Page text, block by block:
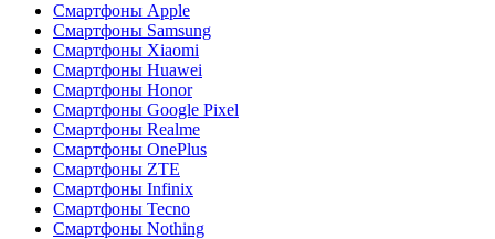
Смартфоны Apple
Смартфоны Samsung
Смартфоны Xiaomi
Смартфоны Huawei
Смартфоны Honor
Смартфоны Google Pixel
Смартфоны Realme
Смартфоны OnePlus
Смартфоны ZTE
Смартфоны Infinix
Смартфоны Tecno
Смартфоны Nothing